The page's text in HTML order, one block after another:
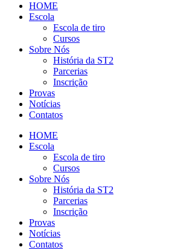
HOME
Escola
Escola de tiro
Cursos
Sobre Nós
História da ST2
Parcerias
Inscrição
Provas
Notícias
Contatos
HOME
Escola
Escola de tiro
Cursos
Sobre Nós
História da ST2
Parcerias
Inscrição
Provas
Notícias
Contatos